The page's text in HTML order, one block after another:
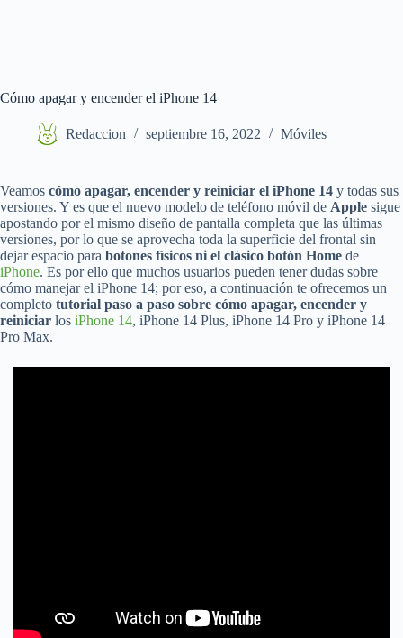
Cómo apagar y encender el iPhone 14
Redaccion septiembre 16, 2022 Móviles
Veamos cómo apagar, encender y reiniciar el iPhone 14 y todas sus
versiones. Y es que el nuevo modelo de teléfono móvil de Apple sigue
apostando por el mismo diseño de pantalla completa que las últimas
versiones, por lo que se aprovecha toda la superficie del frontal sin
dejar espacio para botones físicos ni el clásico botón Home de
iPhone. Es por ello que muchos usuarios pueden tener dudas sobre
cómo manejar el iPhone 14; por eso, a continuación te ofrecemos un
completo tutorial paso a paso sobre cómo apagar, encender y
reiniciar los iPhone 14, iPhone 14 Plus, iPhone 14 Pro y iPhone 14
Pro Max.